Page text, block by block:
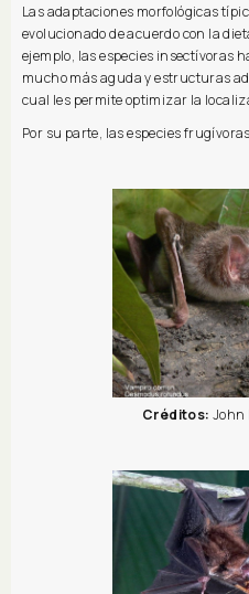
Las adaptaciones morfológicas
evolucionado de acuerdo con la
ejemplo, las especies insectívoras
mucho más aguda y estructuras
cual les permite optimizar la
Por su parte, las especies
Créditos: John